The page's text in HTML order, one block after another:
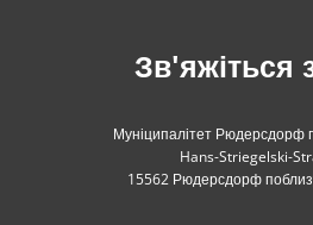
Зв'яжіться
Муніципалітет Рюдерсдорф
Hans-Striegelski-
15562 Рюдерсдорф